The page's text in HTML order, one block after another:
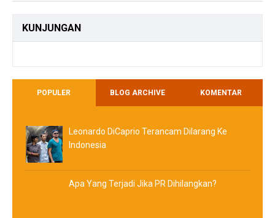
KUNJUNGAN
POPULER BLOG ARCHIVE KOMENTAR
Leonardo DiCaprio Terancam Dilarang Ke
Indonesia
Apa Yang Terjadi Jika PR Dihilangkan?